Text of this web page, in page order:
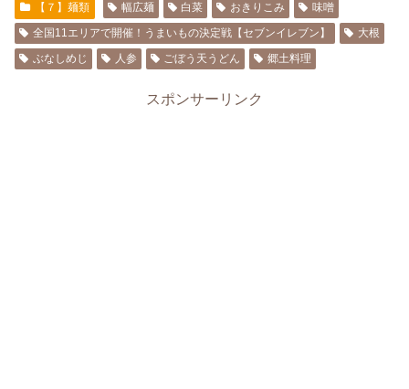
【７】麺類
幅広麺 白菜 おきりこみ
味噌
全国11エリアで開催！うまいもの決定戦【セブンイレブン】
大根
ぶなしめじ
人参 ごぼう天うどん 郷土料理
スポンサーリンク